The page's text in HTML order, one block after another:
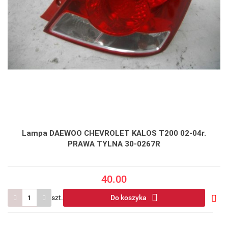
Lampa DAEWOO CHEVROLET KALOS T200 02-04r.
PRAWA TYLNA 30-0267R
40.00
szt. Do koszyka